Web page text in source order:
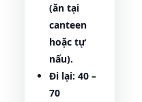
(ăn tại
canteen
hoặc tự
nấu).
Đi lại: 40 –
70